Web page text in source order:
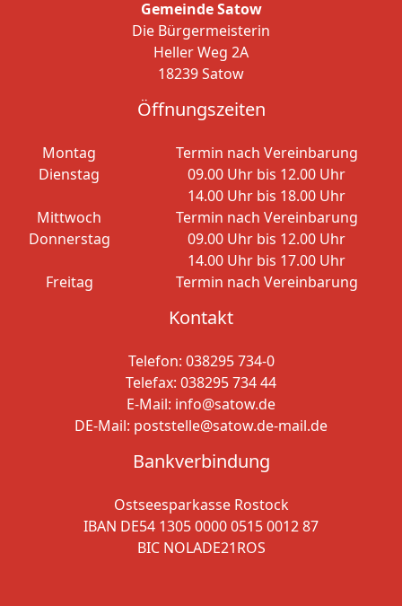
Gemeinde Satow
Die Bürgermeisterin
Heller Weg 2A
18239 Satow
Öffnungszeiten
Montag
Termin nach Vereinbarung
Dienstag
09.00 Uhr bis 12.00 Uhr
14.00 Uhr bis 18.00 Uhr
Mittwoch
Termin nach Vereinbarung
Donnerstag
09.00 Uhr bis 12.00 Uhr
14.00 Uhr bis 17.00 Uhr
Freitag
Termin nach Vereinbarung
Kontakt
Telefon: 038295 734-0
Telefax: 038295 734 44
E-Mail: info@satow.de
DE-Mail: poststelle@satow.de-mail.de
Bankverbindung
Ostseesparkasse Rostock
IBAN DE54 1305 0000 0515 0012 87
BIC NOLADE21ROS